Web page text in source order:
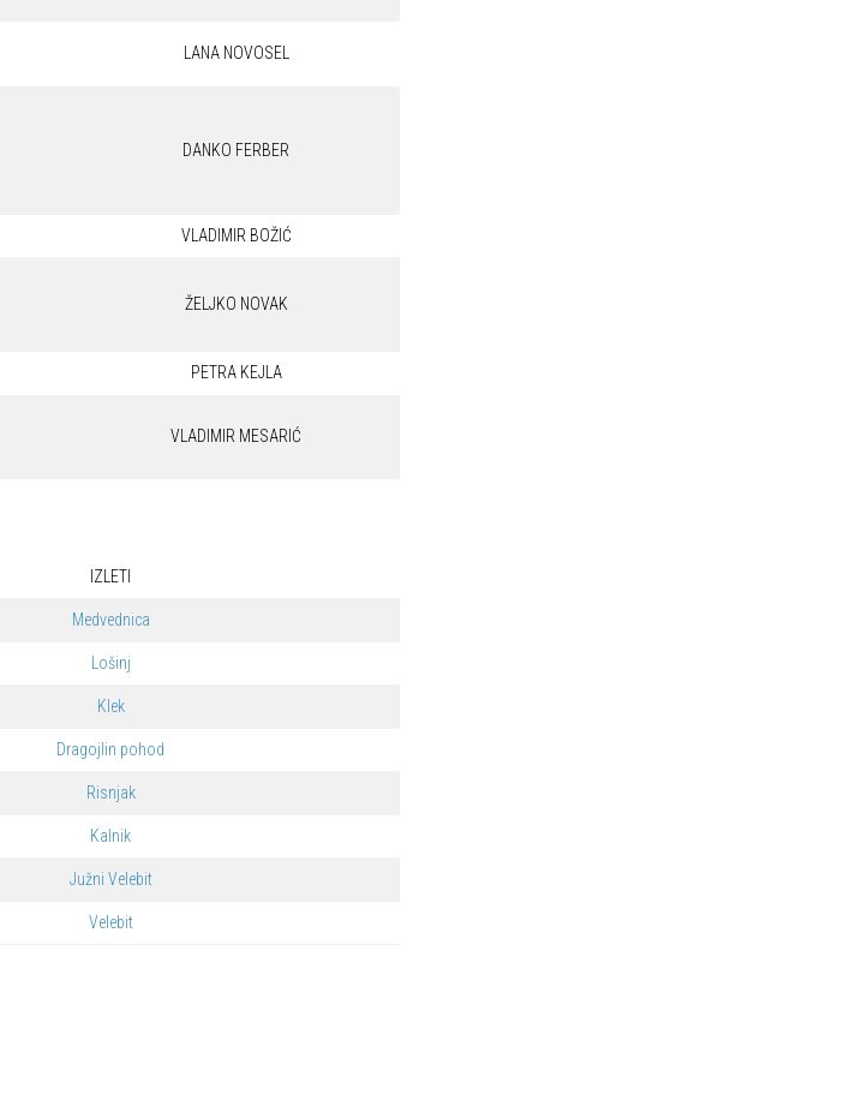
LANA NOVOSEL
DANKO FERBER
VLADIMIR BOŽIĆ
ŽELJKO NOVAK
PETRA KEJLA
VLADIMIR MESARIĆ
IZLETI
Medvednica
Lošinj
Klek
Dragojlin pohod
Risnjak
Kalnik
Južni Velebit
Velebit